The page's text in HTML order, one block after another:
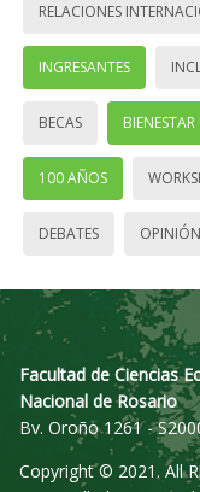
RELACIONES
INGRESANTES
BECAS
100 AÑOS
DEBATES OPINIÓN
Facultad de Ciencias
Nacional de Rosario
Bv. Oroño 1261 -
Copyright © 2021. All